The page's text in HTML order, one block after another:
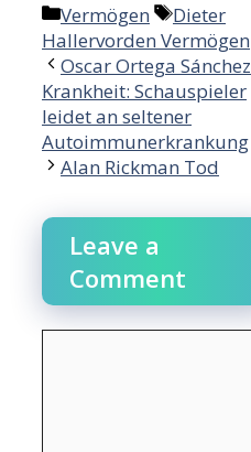
Categories
Vermögen Tags
Dieter
Hallervorden Vermögen
Oscar Ortega Sánchez
Krankheit: Schauspieler
leidet an seltener
Autoimmunerkrankung
Alan Rickman Tod
Leave a
Comment